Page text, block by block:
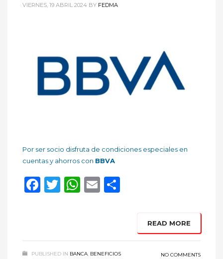
VIERNES, 19 ABRIL 2024 BY FEDMA
Por ser socio disfruta de condiciones especiales en
cuentas y ahorros con BBVA
Facebook
Twitter
WhatsApp
Email
READ MORE
PUBLISHED IN BANCA, BENEFICIOS NO COMMENTS